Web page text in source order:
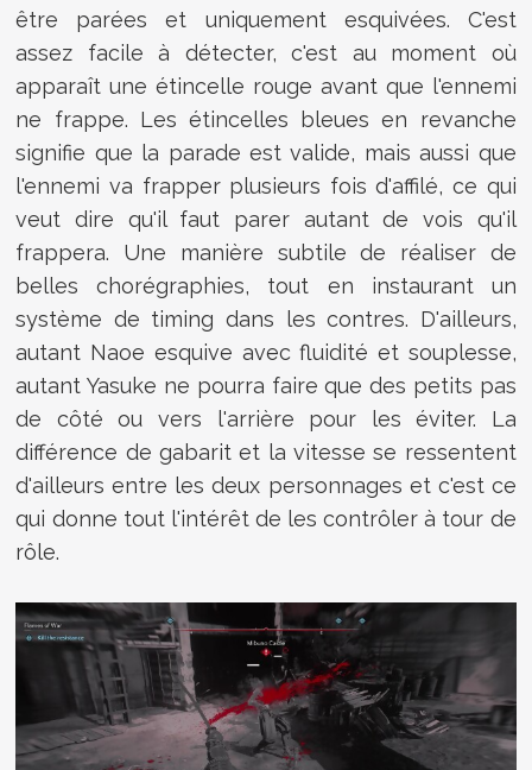
être parées et uniquement esquivées. C'est
assez facile à détecter, c'est au moment où
apparaît une étincelle rouge avant que l'ennemi
ne frappe. Les étincelles bleues en revanche
signifie que la parade est valide, mais aussi que
l'ennemi va frapper plusieurs fois d'affilé, ce qui
veut dire qu'il faut parer autant de vois qu'il
frappera. Une manière subtile de réaliser de
belles chorégraphies, tout en instaurant un
système de timing dans les contres. D'ailleurs,
autant Naoe esquive avec fluidité et souplesse,
autant Yasuke ne pourra faire que des petits pas
de côté ou vers l'arrière pour les éviter. La
différence de gabarit et la vitesse se ressentent
d'ailleurs entre les deux personnages et c'est ce
qui donne tout l'intérêt de les contrôler à tour de
rôle.